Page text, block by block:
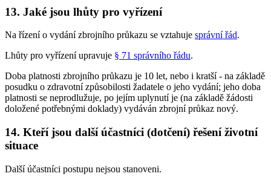
13. Jaké jsou lhůty pro vyřízení
Na řízení o vydání zbrojního průkazu se vztahuje správní řád.
Lhůty pro vyřízení upravuje § 71 správního řádu.
Doba platnosti zbrojního průkazu je 10 let, nebo i kratší - na základě
posudku o zdravotní způsobilosti žadatele o jeho vydání; jeho doba
platnosti se neprodlužuje, po jejím uplynutí je (na základě žádosti
doložené potřebnými doklady) vydáván zbrojní průkaz nový.
14. Kteří jsou další účastníci (dotčení) řešení životní
situace
Další účastníci postupu nejsou stanoveni.